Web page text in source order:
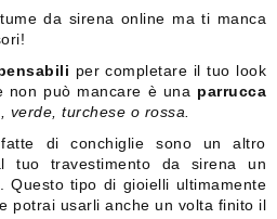
da sirena online ma ti manca
per completare il tuo look
non può mancare è una parrucca
verde, turchese o rossa.
di conchiglie sono un altro
tuo travestimento da sirena un
Questo tipo di gioielli ultimamente
potrai usarli anche un volta finito il